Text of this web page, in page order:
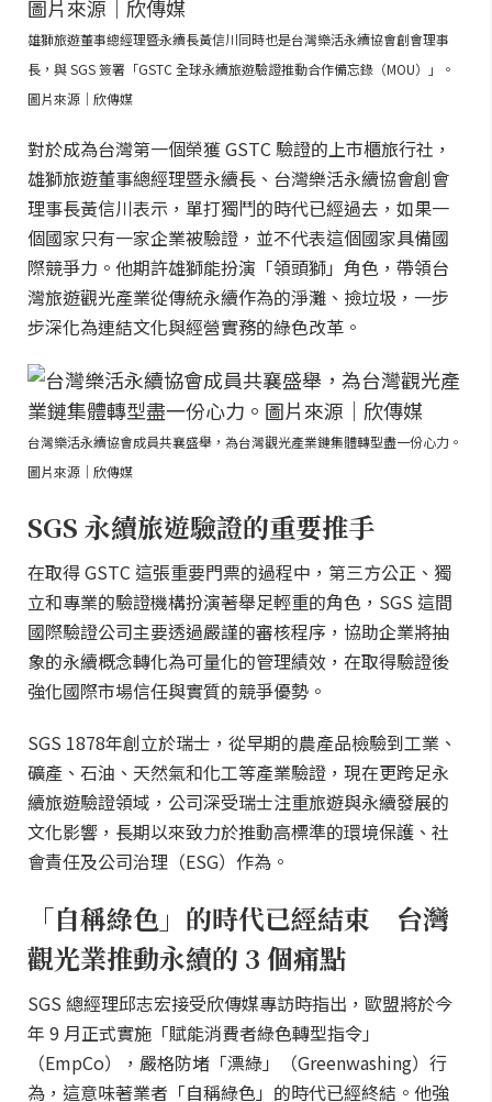
雄獅旅遊董事總經理暨永續長黃信川同時也是台灣樂活永續協會創會理事
長，與 SGS 簽署「GSTC 全球永續旅遊驗證推動合作備忘錄（MOU）」。
圖片來源｜欣傳媒
對於成為台灣第一個榮獲 GSTC 驗證的上市櫃旅行社，
雄獅旅遊董事總經理暨永續長、台灣樂活永續協會創會
理事長黃信川表示，單打獨鬥的時代已經過去，如果一
個國家只有一家企業被驗證，並不代表這個國家具備國
際競爭力。他期許雄獅能扮演「領頭獅」角色，帶領台
灣旅遊觀光產業從傳統永續作為的淨灘、撿垃圾，一步
步深化為連結文化與經營實務的綠色改革。
台灣樂活永續協會成員共襄盛舉，為台灣觀光產業鏈集體轉型盡一份心力。
圖片來源｜欣傳媒
SGS 永續旅遊驗證的重要推手
在取得 GSTC 這張重要門票的過程中，第三方公正、獨
立和專業的驗證機構扮演著舉足輕重的角色，SGS 這間
國際驗證公司主要透過嚴謹的審核程序，協助企業將抽
象的永續概念轉化為可量化的管理績效，在取得驗證後
強化國際市場信任與實質的競爭優勢。
SGS 1878年創立於瑞士，從早期的農產品檢驗到工業、
礦產、石油、天然氣和化工等產業驗證，現在更跨足永
續旅遊驗證領域，公司深受瑞士注重旅遊與永續發展的
文化影響，長期以來致力於推動高標準的環境保護、社
會責任及公司治理（ESG）作為。
「自稱綠色」的時代已經結束 台灣
觀光業推動永續的 3 個痛點
SGS 總經理邱志宏接受欣傳媒專訪時指出，歐盟將於今
年 9 月正式實施「賦能消費者綠色轉型指令」
（EmpCo），嚴格防堵「漂綠」（Greenwashing）行
為，這意味著業者「自稱綠色」的時代已經終結。他強